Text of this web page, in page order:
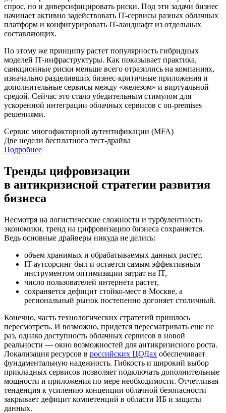
спрос, но и диверсифицировать риски. Под эти задачи бизнес
начинает активно задействовать IT-сервисы разных облачных
платформ и конфигурировать IT-ландшафт из отдельных
составляющих.
По этому же принципу растет популярность гибридных
моделей IT-инфраструктуры. Как показывает практика,
санкционные риски меньше всего отразились на компаниях,
изначально разделивших бизнес-критичные приложения и
дополнительные сервисы между «железом» и виртуальной
средой. Сейчас это стало убедительным стимулом для
ускоренной интеграции облачных сервисов с on-premises
решениями.
Сервис многофакторной аутентификации (MFA)
Две недели бесплатного тест-драйва
Подробнее
Тренды цифровизации
в антикризисной стратегии развития
бизнеса
Несмотря на логистические сложности и турбулентность
экономики, тренд на цифровизацию бизнеса сохраняется.
Ведь основные драйверы никуда не делись:
объем хранимых и обрабатываемых данных растет,
IT-аутсорсинг был и остается самым эффективным
инструментом оптимизации затрат на IT,
число пользователей интернета растет,
сохраняется дефицит стойко-мест в Москве, а
региональный рынок постепенно догоняет столичный.
Конечно, часть технологических стратегий пришлось
пересмотреть. И возможно, придется пересматривать еще не
раз, однако доступность облачных сервисов в новой
реальности — окно возможностей для антикризисного роста.
Локализация ресурсов в российских ЦОДах обеспечивает
фундаментальную надежность. Гибкость и широкий выбор
прикладных сервисов позволяет подключать дополнительные
мощности и приложения по мере необходимости. Отчетливая
тенденция к усилению концепции облачной безопасности
закрывает дефицит компетенций в области ИБ и защиты
данных.